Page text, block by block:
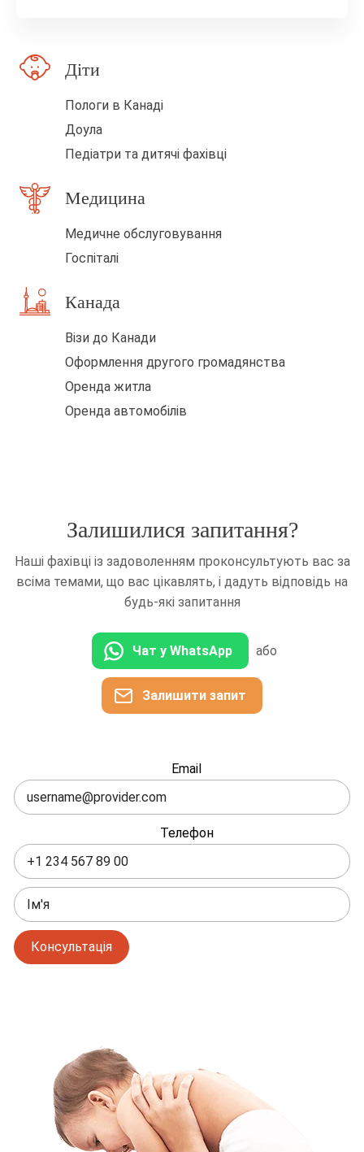
п
Діти
Пологи в Канаді
Доула
Педіатри та дитячі фахівці
Медицина
Медичне обслуговування
Госпіталі
Канада
Візи до Канади
Оформлення другого громадянства
Оренда житла
Оренда автомобілів
Залишилися запитання?
Наші фахівці із задоволенням проконсультують вас за
всіма темами, що вас цікавлять, і дадуть відповідь на
будь-які запитання
Чат у WhatsApp або
Залишити запит
це
поле
Email
Телефон
Консультація